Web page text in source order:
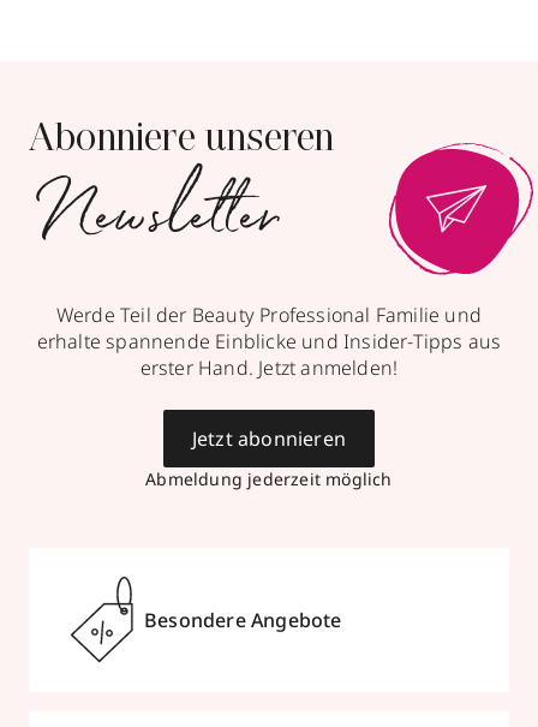
Abonniere unseren
Newsletter
Werde Teil der Beauty Professional Familie und
erhalte spannende Einblicke und Insider-Tipps aus
erster Hand. Jetzt anmelden!
Abmeldung jederzeit möglich
Jetzt abonnieren
Besondere Angebote